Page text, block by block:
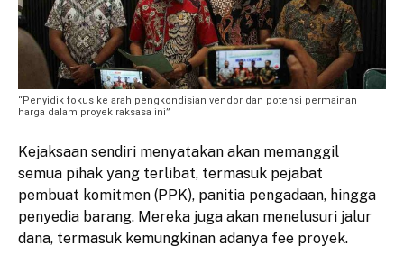
“Penyidik fokus ke arah pengkondisian vendor dan potensi permainan
harga dalam proyek raksasa ini”
Kejaksaan sendiri menyatakan akan memanggil
semua pihak yang terlibat, termasuk pejabat
pembuat komitmen (PPK), panitia pengadaan, hingga
penyedia barang. Mereka juga akan menelusuri jalur
dana, termasuk kemungkinan adanya fee proyek.